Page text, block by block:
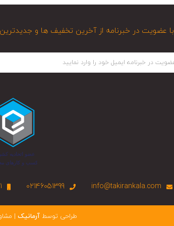
با عضویت در خبرنامه از آخرین تخفیف ها و جدیدترین
info@takirankala.com
02146051399
طراحی توسطآرمانیک |